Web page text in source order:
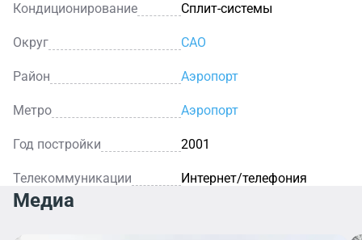
Кондиционирование Сплит-системы
Округ САО
Район Аэропорт
Метро Аэропорт
Год постройки 2001
Телекоммуникации Интернет/телефония
Медиа